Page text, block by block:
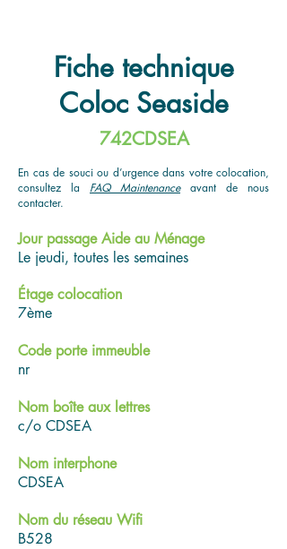
Fiche technique
Coloc Seaside
742CDSEA
En cas de souci ou d’urgence dans votre colocation,
consultez la FAQ Maintenanceavant de nous
contacter.
Jour passage Aide au Ménage
Le jeudi, toutes les semaines
Étage colocation
7ème
Code porte immeuble
nr
Nom boîte aux lettres
c/o CDSEA
Nom interphone
CDSEA
Nom du réseau Wifi
B528